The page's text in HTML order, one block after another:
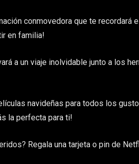
conmovedora que te recordará
en familia!
a un viaje inolvidable junto a los
navideñas para todos los
la perfecta para ti!
Regala una tarjeta o pin de